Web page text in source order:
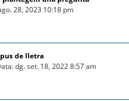
28, 2023 10:18 pm
de lletra
dg. set. 18, 2022 8:57 am